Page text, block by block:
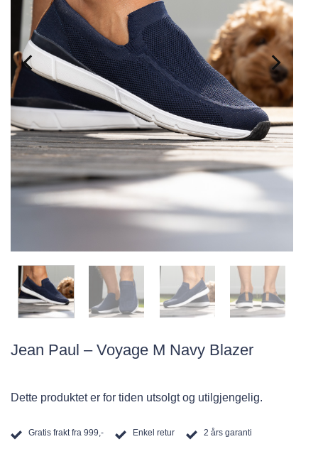
Jean Paul – Voyage M Navy Blazer
Dette produktet er for tiden utsolgt og utilgjengelig.
Gratis frakt fra 999,- Enkel retur 2 års garanti